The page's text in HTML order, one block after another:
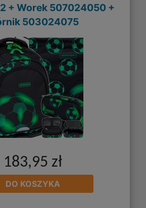
+ Worek 507024050 +
503024075
183,95 zł
DO KOSZYKA